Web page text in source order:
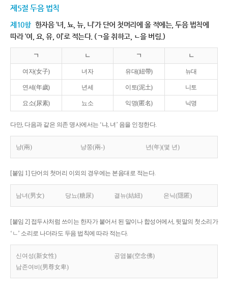
제5절 두음 법칙
제10항 한자음 ‘녀, 뇨, 뉴, 니’가 단어 첫머리에 올 적에는, 두음 법칙에
따라 ‘여, 요, 유, 이’로 적는다. (ㄱ을 취하고, ㄴ을 버림.)
ㄱ ㄴ ㄱ ㄴ
여자(女子) 녀자 유대(紐帶) 뉴대
연세(年歲) 년세 이토(泥土) 니토
요소(尿素) 뇨소 익명(匿名) 닉명
다만, 다음과 같은 의존 명사에서는 ‘냐, 녀’ 음을 인정한다.
냥(兩) 냥쭝(兩-) 년(年)(몇 년)
[붙임 1] 단어의 첫머리 이외의 경우에는 본음대로 적는다.
남녀(男女) 당뇨(糖尿) 결뉴(結紐) 은닉(隱匿)
[붙임 2] 접두사처럼 쓰이는 한자가 붙어서 된 말이나 합성어에서, 뒷말의 첫소리가
‘ㄴ’ 소리로 나더라도 두음 법칙에 따라 적는다.
신여성(新女性)
공염불(空念佛)
남존여비(男尊女卑)